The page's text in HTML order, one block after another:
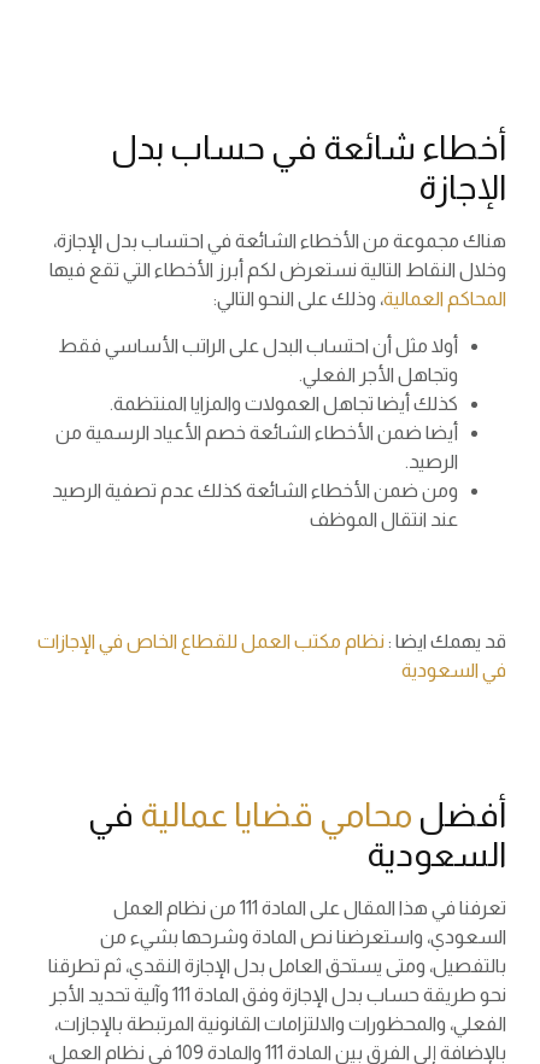
أخطاء شائعة في حساب بدل
الإجازة
هناك مجموعة من الأخطاء الشائعة في احتساب بدل الإجازة،
وخلال النقاط التالية نستعرض لكم أبرز الأخطاء التي تقع فيها
المحاكم العمالية، وذلك على النحو التالي:
أولا مثل أن احتساب البدل على الراتب الأساسي فقط
وتجاهل الأجر الفعلي.
كذلك أيضا تجاهل العمولات والمزايا المنتظمة.
أيضا ضمن الأخطاء الشائعة خصم الأعياد الرسمية من
الرصيد.
ومن ضمن الأخطاء الشائعة كذلك عدم تصفية الرصيد
عند انتقال الموظف
قد يهمك ايضا : نظام مكتب العمل للقطاع الخاص في الإجازات
في السعودية
أفضل محامي قضايا عمالية في
السعودية
تعرفنا في هذا المقال على المادة 111 من نظام العمل
السعودي، واستعرضنا نص المادة وشرحها بشيء من
بالتفصيل، ومتى يستحق العامل بدل الإجازة النقدي، ثم تطرقنا
نحو طريقة حساب بدل الإجازة وفق المادة 111 وآلية تحديد الأجر
الفعلي، والمحظورات والالتزامات القانونية المرتبطة بالإجازات،
بالإضافة إلى الفرق بين المادة 111 والمادة 109 في نظام العمل،